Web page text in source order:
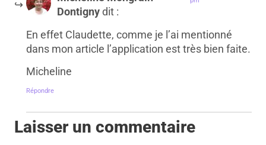
Dontignydit :
En effet Claudette, comme je l’ai mentionné
dans mon article l’application est très bien faite.
Micheline
Répondre
Laisser un commentaire